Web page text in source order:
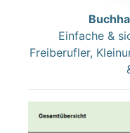
Einfache &
Freiberufler,